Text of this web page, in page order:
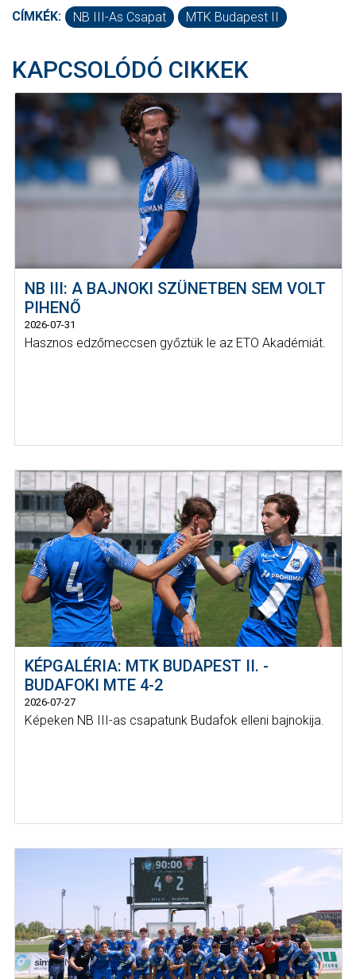
CÍMKÉK: NB III-As Csapat MTK Budapest II
KAPCSOLÓDÓ CIKKEK
NB III: A BAJNOKI SZÜNETBEN SEM VOLT
PIHENŐ
2026-07-31
Hasznos edzőmeccsen győztük le az ETO Akadémiát.
KÉPGALÉRIA: MTK BUDAPEST II. -
BUDAFOKI MTE 4-2
2026-07-27
Képeken NB III-as csapatunk Budafok elleni bajnokija.